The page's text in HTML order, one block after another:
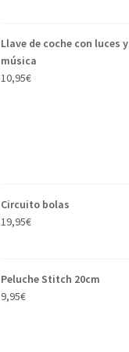
Llave de coche con luces y
música
10,95€
Circuito bolas
19,95€
Peluche Stitch 20cm
9,95€